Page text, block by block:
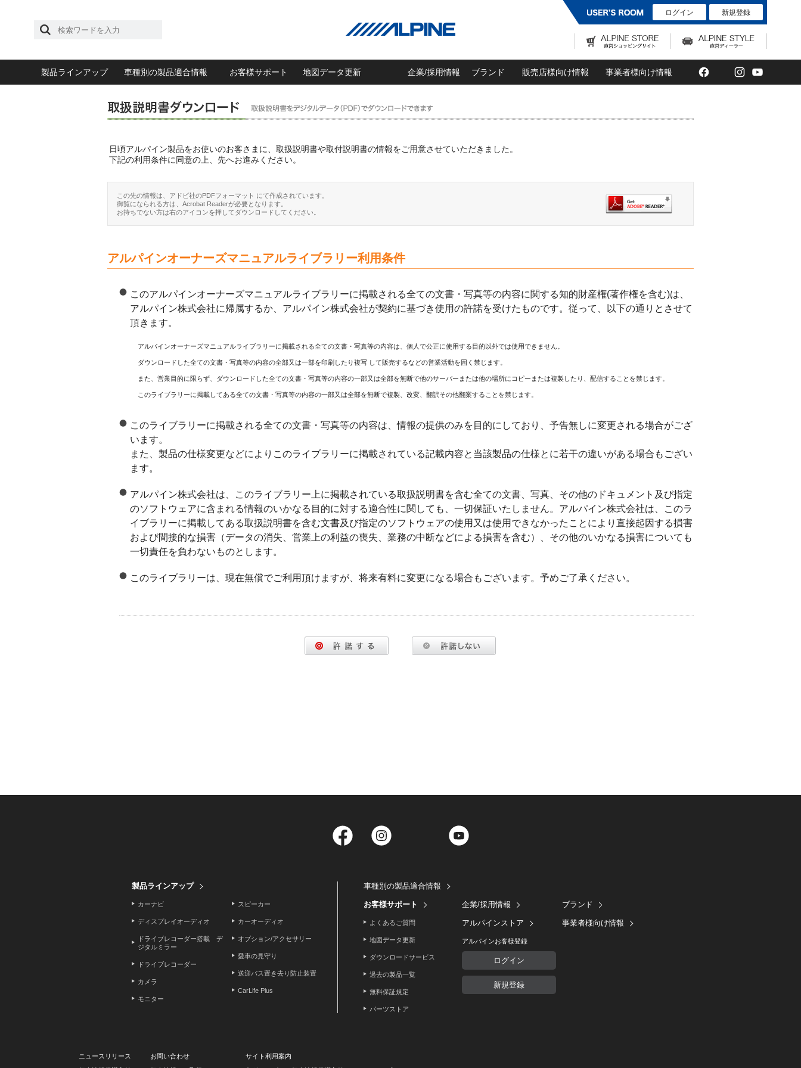
ログイン 新規登録
製品ラインアップ 車種別の製品適合情報 お客様サポート 地図データ更新 企業/採用情報 ブランド 販売店様向け情報 事業者様向け情報 Facebook
TwitterInstagram
日頃アルパイン製品をお使いのお客さまに、取扱説明書や取付説明書の情報をご用意させていただきました。
下記の利用条件に同意の上、先へお進みください。
この先の情報は、アドビ社のPDFフォーマット にて作成されています。
御覧になられる方は、Acrobat Readerが必要となります。
お持ちでない方は右のアイコンを押してダウンロードしてください。
アルパインオーナーズマニュアルライブラリー利用条件
このアルパインオーナーズマニュアルライブラリーに掲載される全ての文書・写真等の内容に関する知的財産権(著作権を含む)は、
アルパイン株式会社に帰属するか、アルパイン株式会社が契約に基づき使用の許諾を受けたものです。従って、以下の通りとさせて
頂きます。
アルパインオーナーズマニュアルライブラリーに掲載される全ての文書・写真等の内容は、個人で公正に使用する目的以外では使用できません。
ダウンロードした全ての文書・写真等の内容の全部又は一部を印刷したり複写 して販売するなどの営業活動を固く禁じます。
また、営業目的に限らず、ダウンロードした全ての文書・写真等の内容の一部又は全部を無断で他のサーバーまたは他の場所にコピーまたは複製したり、配信することを禁じます。
このライブラリーに掲載してある全ての文書・写真等の内容の一部又は全部を無断で複製、改変、翻訳その他翻案することを禁じます。
このライブラリーに掲載される全ての文書・写真等の内容は、情報の提供のみを目的にしており、予告無しに変更される場合がござ
います。
また、製品の仕様変更などによりこのライブラリーに掲載されている記載内容と当該製品の仕様とに若干の違いがある場合もござい
ます。
アルパイン株式会社は、このライブラリー上に掲載されている取扱説明書を含む全ての文書、写真、その他のドキュメント及び指定
のソフトウェアに含まれる情報のいかなる目的に対する適合性に関しても、一切保証いたしません。アルパイン株式会社は、このラ
イブラリーに掲載してある取扱説明書を含む文書及び指定のソフトウェアの使用又は使用できなかったことにより直接起因する損害
および間接的な損害（データの消失、営業上の利益の喪失、業務の中断などによる損害を含む）、その他のいかなる損害についても
一切責任を負わないものとします。
このライブラリーは、現在無償でご利用頂けますが、将来有料に変更になる場合もございます。予めご了承ください。
Facebook Twitter
製品ラインアップ
カーナビ
ディスプレイオーディオ
ドライブレコーダー搭載 デ
ジタルミラー
ドライブレコーダー
カメラ
モニター
スピーカー
カーオーディオ
オプション/アクセサリー
愛車の見守り
送迎バス置き去り防止装置
CarLife Plus
車種別の製品適合情報
お客様サポート
よくあるご質問
地図データ更新
ダウンロードサービス
過去の製品一覧
無料保証規定
パーツストア
企業/採用情報
アルパインストア
アルパインお客様登録
ログイン
新規登録
ブランド
事業者様向け情報
ニュースリリース お問い合わせ
サイト利用案内